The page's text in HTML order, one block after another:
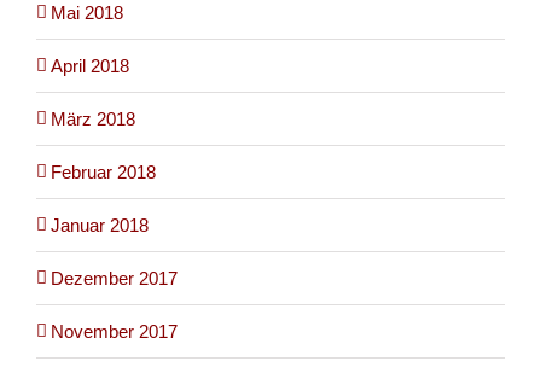
Mai 2018
April 2018
März 2018
Februar 2018
Januar 2018
Dezember 2017
November 2017